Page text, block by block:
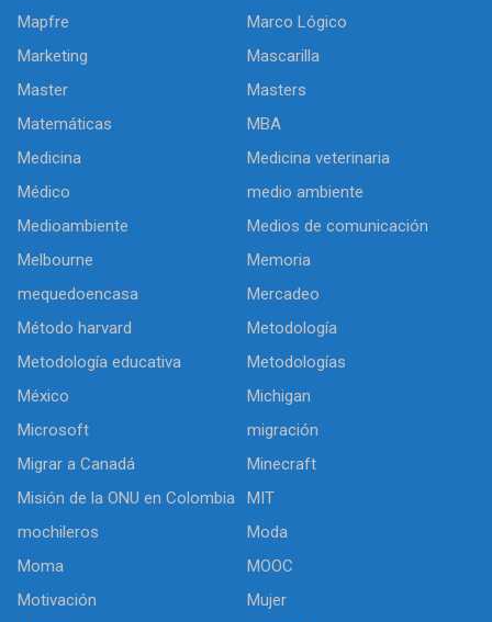
Mapfre
Marco Lógico
Marketing
Mascarilla
Master
Masters
Matemáticas
MBA
Medicina
Medicina veterinaria
Médico
medio ambiente
Medioambiente
Medios de comunicación
Melbourne
Memoria
mequedoencasa
Mercadeo
Método harvard
Metodología
Metodología educativa
Metodologías
México
Michigan
Microsoft
migración
Migrar a Canadá
Minecraft
Misión de la ONU en Colombia
MIT
mochileros
Moda
Moma
MOOC
Motivación
Mujer